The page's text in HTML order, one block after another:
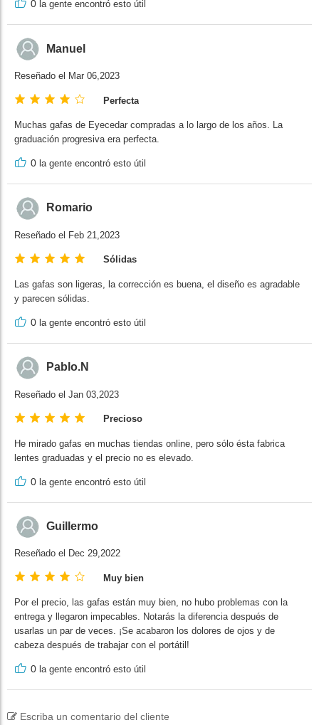
0 la gente encontró esto útil
Manuel
Reseñado el Mar 06,2023
Perfecta
Muchas gafas de Eyecedar compradas a lo largo de los años. La
graduación progresiva era perfecta.
0 la gente encontró esto útil
Romario
Reseñado el Feb 21,2023
Sólidas
Las gafas son ligeras, la corrección es buena, el diseño es agradable
y parecen sólidas.
0 la gente encontró esto útil
Pablo.N
Reseñado el Jan 03,2023
Precioso
He mirado gafas en muchas tiendas online, pero sólo ésta fabrica
lentes graduadas y el precio no es elevado.
0 la gente encontró esto útil
Guillermo
Reseñado el Dec 29,2022
Muy bien
Por el precio, las gafas están muy bien, no hubo problemas con la
entrega y llegaron impecables. Notarás la diferencia después de
usarlas un par de veces. ¡Se acabaron los dolores de ojos y de
cabeza después de trabajar con el portátil!
0 la gente encontró esto útil
Escriba un comentario del cliente